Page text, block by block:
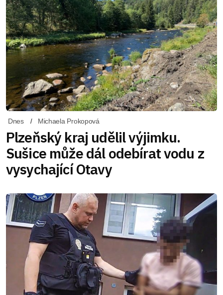
Dnes Michaela Prokopová
Plzeňský kraj udělil výjimku.
Sušice může dál odebírat vodu z
vysychající Otavy